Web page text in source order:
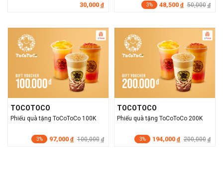
30,000 đ 3% 48,500 đ 50,000 đ
TOCOTOCO
Phiếu quà tặng ToCoToCo 100K
3% 97,000 đ 100,000 đ
TOCOTOCO
Phiếu quà tặng ToCoToCo 200K
3% 194,000 đ 200,000 đ